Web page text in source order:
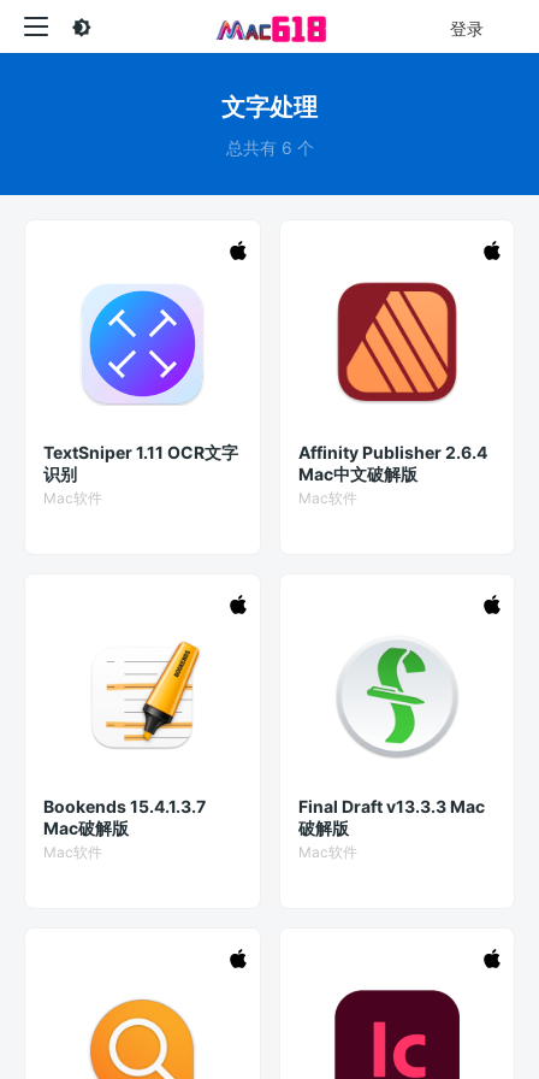
登录
文字处理
总共有 6 个
TextSniper 1.11 OCR文字
识别
Mac软件
Affinity Publisher 2.6.4
Mac中文破解版
Mac软件
Bookends 15.4.1.3.7
Mac破解版
Mac软件
Final Draft v13.3.3 Mac
破解版
Mac软件